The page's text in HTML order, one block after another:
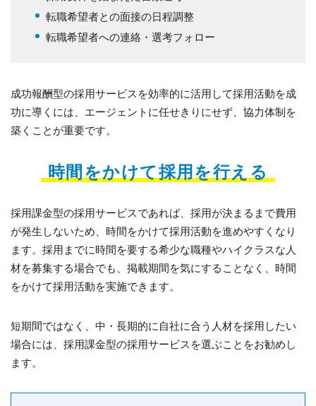
転職希望者との面接の日程調整
転職希望者への連絡・選考フォロー
成功報酬型の採用サービスを効率的に活用して採用活動を成
功に導くには、エージェントに任せきりにせず、協力体制を
築くことが重要です。
時間をかけて採用を行える
採用課金型の採用サービスであれば、採用が決まるまで費用
が発生しないため、時間をかけて採用活動を進めやすくなり
ます。採用までに時間を要する希少な職種やハイクラスな人
材を募集する場合でも、掲載期間を気にすることなく、時間
をかけて採用活動を実施できます。
短期間ではなく、中・長期的に自社に合う人材を採用したい
場合には、採用課金型の採用サービスを選ぶことをお勧めし
ます。